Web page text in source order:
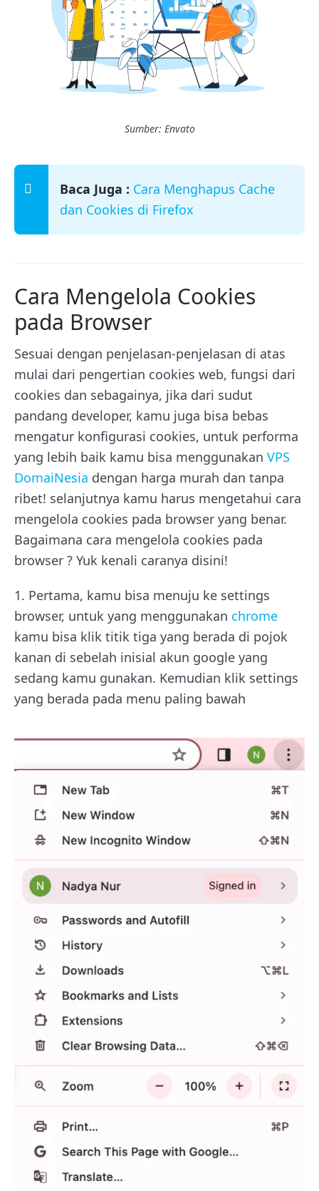
Sumber: Envato
Baca Juga : Cara Menghapus Cache
dan Cookies di Firefox
Cara Mengelola Cookies
pada Browser
Sesuai dengan penjelasan-penjelasan di atas
mulai dari pengertian cookies web, fungsi dari
cookies dan sebagainya, jika dari sudut
pandang developer, kamu juga bisa bebas
mengatur konfigurasi cookies, untuk performa
yang lebih baik kamu bisa menggunakan VPS
DomaiNesia dengan harga murah dan tanpa
ribet! selanjutnya kamu harus mengetahui cara
mengelola cookies pada browser yang benar.
Bagaimana cara mengelola cookies pada
browser ? Yuk kenali caranya disini!
1. Pertama, kamu bisa menuju ke settings
browser, untuk yang menggunakan chrome
kamu bisa klik titik tiga yang berada di pojok
kanan di sebelah inisial akun google yang
sedang kamu gunakan. Kemudian klik settings
yang berada pada menu paling bawah